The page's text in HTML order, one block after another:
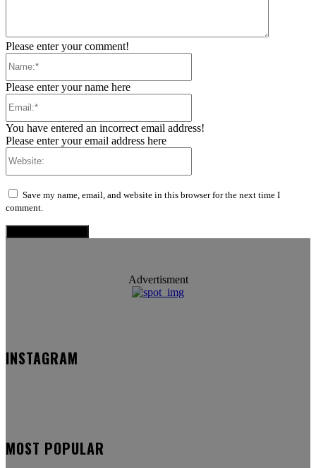
Please enter your comment!
Please enter your name here
You have entered an incorrect email address!
Please enter your email address here
Save my name, email, and website in this browser for the next time I
comment.
Advertisment
INSTAGRAM
MOST POPULAR